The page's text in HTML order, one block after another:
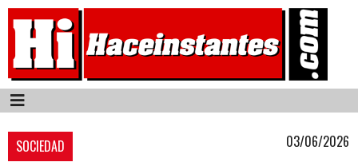
SOCIEDAD 03/06/2026